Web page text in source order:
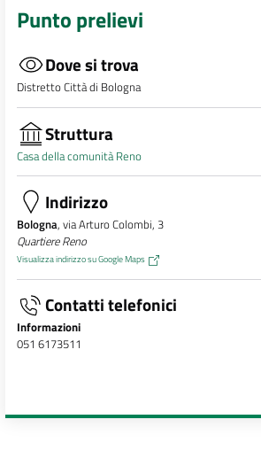
Punto prelievi
Dove si trova
Distretto Città di Bologna
Struttura
Casa della comunità Reno
Indirizzo
Bologna, via Arturo Colombi, 3
Quartiere Reno
Visualizza indirizzo su Google Maps
Contatti telefonici
Informazioni
051 6173511